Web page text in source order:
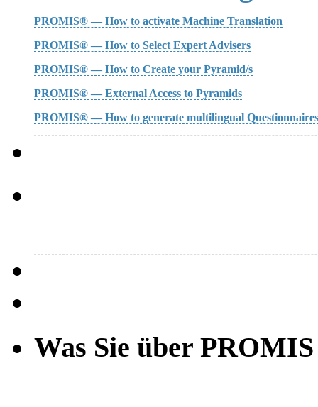
PROMIS® — How to activate Machine Translation
PROMIS® — How to Select Expert Advisers
PROMIS® — How to Create your Pyramid/s
PROMIS® — External Access to Pyramids
PROMIS® — How to generate multilingual Questionnaires
Was Sie über PROMIS